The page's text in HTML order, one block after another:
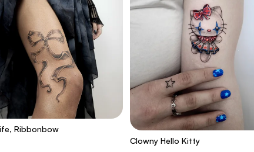
Ribbonbow
Clowny Hello Kitty